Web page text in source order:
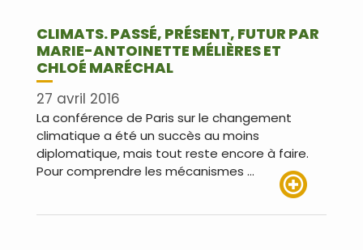
CLIMATS. PASSÉ, PRÉSENT, FUTUR PAR
MARIE-ANTOINETTE MÉLIÈRES ET
CHLOÉ MARÉCHAL
27 avril 2016
La conférence de Paris sur le changement
climatique a été un succès au moins
diplomatique, mais tout reste encore à faire.
Pour comprendre les mécanismes …